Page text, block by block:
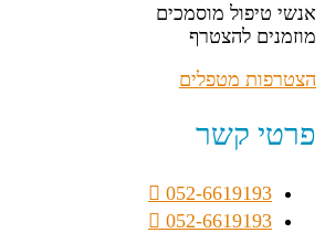
אנשי טיפול מוסמכים
מוזמנים להצטרף
הצטרפות מטפלים
פרטי קשר
052-6619193
052-6619193